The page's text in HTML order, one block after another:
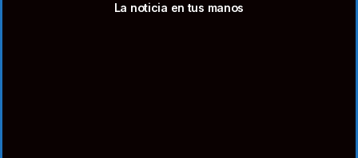
La noticia en tus manos